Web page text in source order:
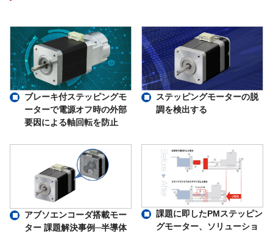
ブレーキ付ステッピングモ
ーターで電源オフ時の外部
要因による軸回転を防止
ステッピングモーターの脱
調を検出する
アブソエンコーダ搭載モー
ター 課題解決事例─半導体
課題に即したPMステッピン
グモーター、ソリューショ